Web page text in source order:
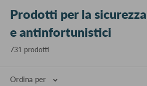
Prodotti per la
e antinfortunistici
731 prodotti
Ordina per